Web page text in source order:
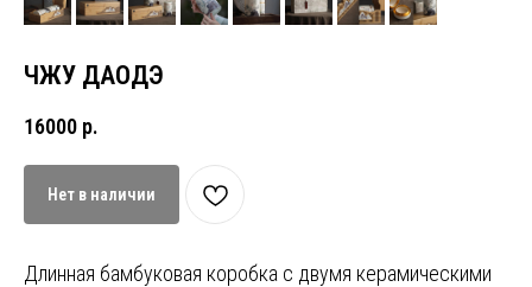
ЧЖУ ДАОДЭ
16000 р.
Нет в наличии
Длинная бамбуковая коробка с двумя керамическими